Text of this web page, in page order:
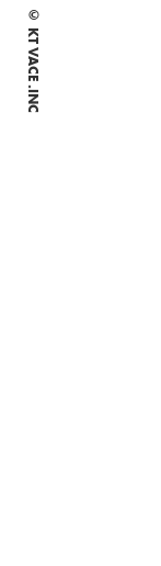
© KT VACE .INC